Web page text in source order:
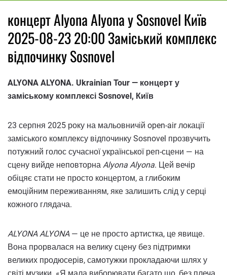
концерт Аlyona Аlyona у Sosnovel Київ
2025-08-23 20:00 Заміський комплекс
відпочинку Sosnovel
ALYONA ALYONA. Ukrainian Tour — концерт у
заміському комплексі Sosnovel, Київ
23 серпня 2025 року на мальовничій open-air локації
заміського комплексу відпочинку Sosnovel прозвучить
потужний голос сучасної української реп-сцени — на
сцену вийде неповторна Alyona Alyona. Цей вечір
обіцяє стати не просто концертом, а глибоким
емоційним переживанням, яке залишить слід у серці
кожного глядача.
ALYONA ALYONA — це не просто артистка, це явище.
Вона прорвалася на велику сцену без підтримки
великих продюсерів, самотужки прокладаючи шлях у
світі музики. «Я мала виборювати багато що, без плеча